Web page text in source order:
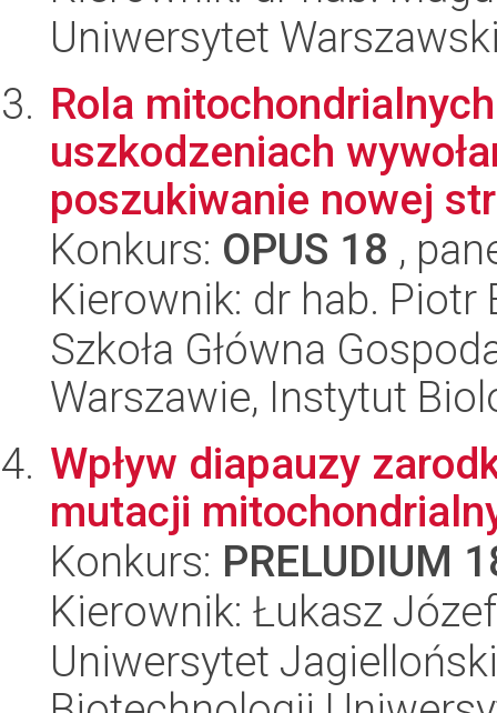
Uniwersytet
Rola
uszkodzeniach
poszukiwanie nowej
Konkurs: OPUS 18 ,
Kierownik: dr hab. Piotr
Szkoła Główna
Warszawie, Instytut
Wpływ diapauzy
mutacji
Konkurs: PRELUDIUM
Kierownik: Łukasz
Uniwersytet